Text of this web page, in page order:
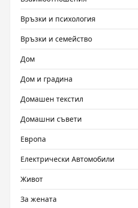
Връзки и психология
Връзки и семейство
Дом
Дом и градина
Домашен текстил
Домашни съвети
Европа
Електрически Автомобили
Живот
За жената